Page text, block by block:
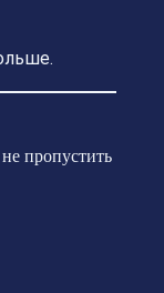
пропустить